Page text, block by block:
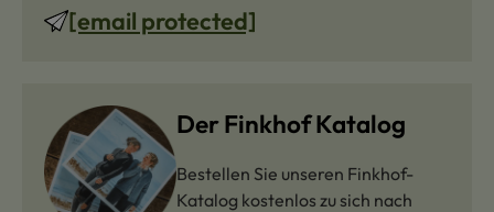
[email protected]
Der Finkhof Katalog
Bestellen Sie unseren Finkhof-
Katalog kostenlos zu sich nach